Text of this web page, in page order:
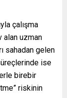
çalışma
alan uzman
sahadan gelen
ise
birebir
riskinin